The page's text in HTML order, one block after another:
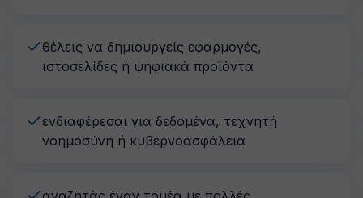
θέλεις να δημιουργείς εφαρμογές,
ιστοσελίδες ή ψηφιακά προϊόντα
ενδιαφέρεσαι για δεδομένα, τεχνητή
νοημοσύνη ή κυβερνοασφάλεια